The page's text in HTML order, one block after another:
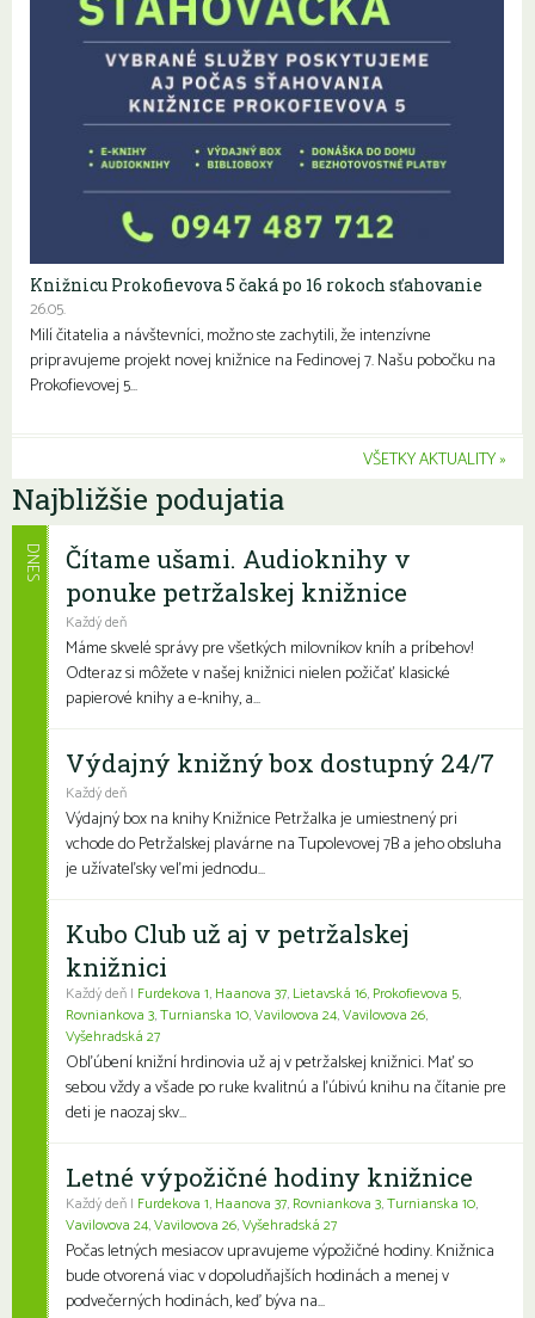
Knižnicu Prokofievova 5 čaká po 16 rokoch sťahovanie
26.05.
Milí čitatelia a návštevníci, možno ste zachytili, že intenzívne
pripravujeme projekt novej knižnice na Fedinovej 7. Našu pobočku na
Prokofievovej 5…
VŠETKY AKTUALITY
Najbližšie podujatia
Čítame ušami. Audioknihy v
ponuke petržalskej knižnice
Každý deň
Máme skvelé správy pre všetkých milovníkov kníh a príbehov!
Odteraz si môžete v našej knižnici nielen požičať klasické
papierové knihy a e-knihy, a...
DNES
Výdajný knižný box dostupný 24/7
Každý deň
Výdajný box na knihy Knižnice Petržalka je umiestnený pri
vchode do Petržalskej plavárne na Tupolevovej 7B a jeho obsluha
je užívateľsky veľmi jednodu...
Kubo Club už aj v petržalskej
knižnici
Každý deň | Furdekova 1, Haanova 37, Lietavská 16, Prokofievova 5,
Rovniankova 3,Turnianska 10,Vavilovova 24,Vavilovova 26,
Vyšehradská 27
Obľúbení knižní hrdinovia už aj v petržalskej knižnici. Mať so
sebou vždy a všade po ruke kvalitnú a ľúbivú knihu na čítanie pre
deti je naozaj skv...
Letné výpožičné hodiny knižnice
Každý deň | Furdekova 1, Haanova 37, Rovniankova 3,Turnianska 10,
Vavilovova 24,Vavilovova 26,Vyšehradská 27
Počas letných mesiacov upravujeme výpožičné hodiny. Knižnica
bude otvorená viac v dopoludňajších hodinách a menej v
podvečerných hodinách, keď býva na...